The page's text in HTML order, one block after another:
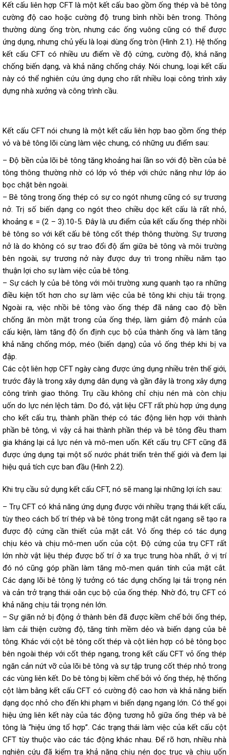
Kết cấu liên hợp CFT là một kết cấu bao gồm ống thép và bê tông
cường độ cao hoặc cường độ trung bình nhồi bên trong. Thông
thường dùng ống tròn, nhưng các ống vuông cũng có thể được
ứng dụng, nhưng chủ yếu là loại dùng ống tròn (Hình 2.1). Hệ thống
kết cấu CFT có nhiều ưu điểm về độ cứng, cường độ, khả năng
chống biến dạng, và khả năng chống cháy. Nói chung, loại kết cấu
này có thể nghiên cứu ứng dụng cho rất nhiều loại công trình xây
dựng nhà xưởng và công trình cầu.
Kết cấu CFT nói chung là một kết cấu liên hợp bao gồm ống thép
vỏ và bê tông lõi cùng làm việc chung, có những ưu điểm sau:
– Độ bền của lõi bê tông tăng khoảng hai lần so với độ bền của bê
tông thông thường nhờ có lớp vỏ thép với chức năng như lớp áo
bọc chặt bên ngoài.
– Bê tông trong ống thép có sự co ngót nhưng cũng có sự trương
nở. Trị số biến dạng co ngót theo chiều dọc kết cấu là rất nhỏ,
khoảng ε = (2 – 3).10-5. Đây là ưu điểm của kết cấu ống thép nhồi
bê tông so với kết cấu bê tông cốt thép thông thường. Sự trương
nở là do không có sự trao đổi độ ẩm giữa bê tông và môi trường
bên ngoài, sự trương nở này được duy trì trong nhiều năm tạo
thuận lợi cho sự làm việc của bê tông.
– Sự cách ly của bê tông với môi trường xung quanh tạo ra những
điều kiện tốt hơn cho sự làm việc của bê tông khi chịu tải trọng.
Ngoài ra, việc nhồi bê tông vào ống thép đã nâng cao độ bền
chống ăn mòn mặt trong của ống thép, làm giảm độ mảnh của
cấu kiện, làm tăng độ ổn định cục bộ của thành ống và làm tăng
khả năng chống móp, méo (biến dạng) của vỏ ống thép khi bị va
đập.
Các cột liên hợp CFT ngày càng được ứng dụng nhiều trên thế giới,
trước đây là trong xây dựng dân dụng và gần đây là trong xây dựng
công trình giao thông. Trụ cầu không chỉ chịu nén mà còn chịu
uốn do lực nén lệch tâm. Do đó, vật liệu CFT rất phù hợp ứng dụng
cho kết cấu trụ, thành phần thép có tác động liên hợp với thành
phần bê tông, vì vậy cả hai thành phần thép và bê tông đều tham
gia kháng lại cả lực nén và mô-men uốn. Kết cấu trụ CFT cũng đã
được ứng dụng tại một số nước phát triển trên thế giới và đem lại
hiệu quả tích cực ban đầu (Hình 2.2).
Khi trụ cầu sử dụng kết cấu CFT, nó sẽ mang lại những lợi ích sau:
– Trụ CFT có khả năng ứng dụng được với nhiều trạng thái kết cấu,
tùy theo cách bố trí thép và bê tông trong mặt cắt ngang sẽ tạo ra
được độ cứng cần thiết của mặt cắt. Vỏ ống thép có tác dụng
chịu kéo và chịu mô-men uốn của cột. Độ cứng của trụ CFT rất
lớn nhờ vật liệu thép được bố trí ở xa trục trung hòa nhất, ở vị trí
đó nó cũng góp phần làm tăng mô-men quán tính của mặt cắt.
Các dạng lõi bê tông lý tưởng có tác dụng chống lại tải trọng nén
và cản trở trạng thái oằn cục bộ của ống thép. Nhờ đó, trụ CFT có
khả năng chịu tải trọng nén lớn.
– Sự giãn nở bị động ở thành bên đã được kiềm chế bởi ống thép,
làm cải thiện cường độ, tăng tính mềm dẻo và biến dạng của bê
tông. Khác với cột bê tông cốt thép và cột liên hợp có bê tông bọc
bên ngoài thép với cốt thép ngang, trong kết cấu CFT vỏ ống thép
ngăn cản nứt vỡ của lõi bê tông và sự tập trung cốt thép nhỏ trong
các vùng liên kết. Do bê tông bị kiềm chế bởi vỏ ống thép, hệ thống
cột làm bằng kết cấu CFT có cường độ cao hơn và khả năng biến
dạng dọc nhỏ cho đến khi phạm vi biến dạng ngang lớn. Có thể gọi
hiệu ứng liên kết này của tác động tương hỗ giữa ống thép và bê
tông là “hiệu ứng tổ hợp”. Các trạng thái làm việc của kết cấu cột
CFT tùy thuộc vào các tác động khác nhau. Để rõ hơn, nhiều nhà
nghiên cứu đã kiểm tra khả năng chịu nén dọc trục và chịu uốn